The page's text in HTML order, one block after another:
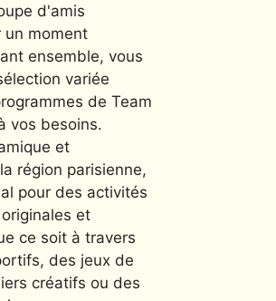
d'amis
un moment
ensemble, vous
variée
de Team
vos besoins.
et
région parisienne,
pour des activités
et
ce soit à travers
des jeux de
créatifs ou des